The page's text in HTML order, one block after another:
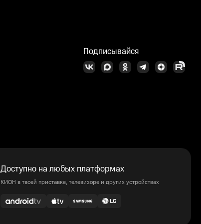
Подписывайся
Доступно на любых платформах
КИОН в твоей приставке, телевизоре и других устройствах